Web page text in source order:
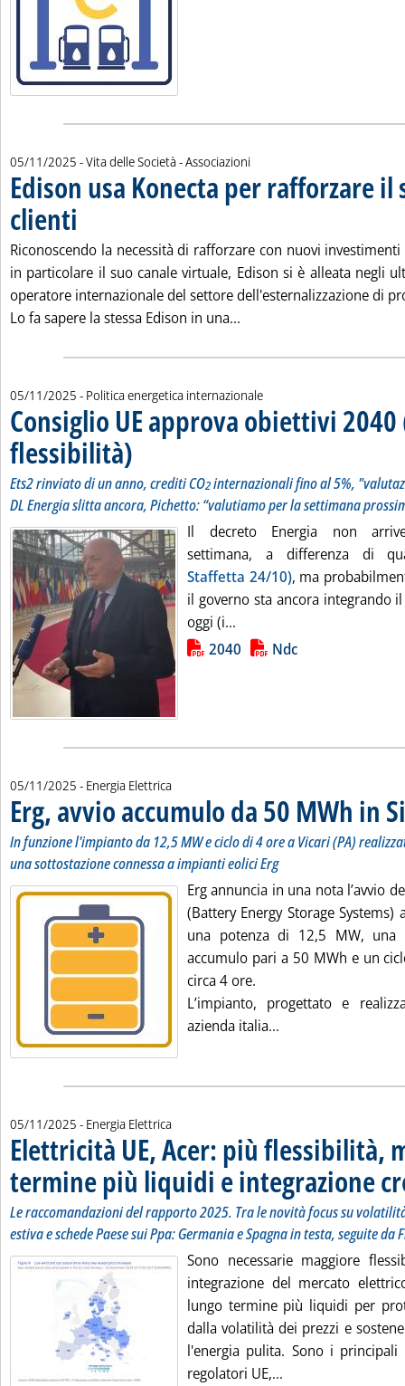
05/11/2025 - Vita delle Società - Associazioni
Edison usa Konecta per rafforzare il
clienti . Pubblicata mercoledì 05 novembre 2025 alle 10.41.
Riconoscendo la necessità di rafforzare con nuovi
in particolare il suo canale virtuale, Edison si è alleata negli
operatore internazionale del settore dell'esternalizzazione di
Lo fa sapere la stessa Edison in una...
05/11/2025 - Politica energetica internazionale
Consiglio UE approva obiettivi 2040
flessibilità) . Sottotitolo: Ets2 rinviato di un anno, crediti CO
. Pubblicata mercoledì 05 novembre 2025 alle 10.23.
Ets2 rinviato di un anno, crediti CO2internazionali fino al 5%,
DL Energia slitta ancora, Pichetto: “valutiamo per la settimana
Il decreto Energia non
settimana, a differenza di
Staffetta 24/10), ma
il governo sta ancora integrando il
oggi (i...
Lista allegati PDF alla notizia
2040 Ndc
05/11/2025 - Energia Elettrica
Erg, avvio accumulo da 50 MWh in
In funzione l'impianto da 12,5 MW e ciclo di 4 ore a Vicari (PA)
una sottostazione connessa a impianti eolici Erg
Erg annuncia in una nota l’avvio
(Battery Energy Storage Systems)
una potenza di 12,5 MW, una
accumulo pari a 50 MWh e un
circa 4 ore.
L’impianto, progettato e
azienda italia...
05/11/2025 - Energia Elettrica
Elettricità UE, Acer: più flessibilità,
termine più liquidi e integrazione
Le raccomandazioni del rapporto 2025. Tra le novità focus su
estiva e schede Paese sui Ppa: Germania e Spagna in testa, seguite da
Sono necessarie maggiore
integrazione del mercato
lungo termine più liquidi per
dalla volatilità dei prezzi e
l'energia pulita. Sono i principali
regolatori UE,...